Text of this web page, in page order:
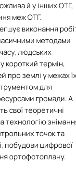
й у інших ОТГ,
меж ОТГ.
виконання
методами
людських
короткий термін,
про землі у межах
для
громади. А
свої теоретичні
технологію
точок та
побудови цифрової
ортофотоплану.